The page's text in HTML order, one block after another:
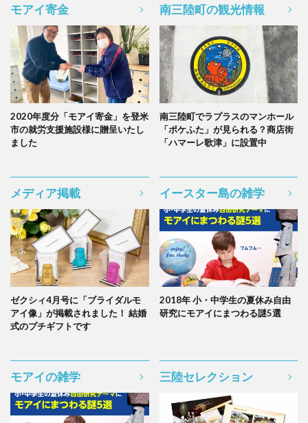
モアイ寄金
2020年度分「モアイ寄金」を登米
市の就労支援施設様に贈呈いたし
ました
南三陸町の観光情報
南三陸町でラプラスのマンホール
「ポケふた」が見られる？商店街
「ハマーレ歌津」に設置中
メディア掲載
ゼクシィ4月号に「ブライダルモ
アイ像」が掲載されました！ 結婚
式のプチギフトです
イースター島の雑学
2018年 小・中学生の夏休み自由
研究にモアイにまつわる謎5選
モアイの雑学 三陸セレクション